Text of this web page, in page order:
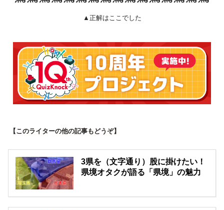
▲正解はここでした
【このライターの他の記事もどうぞ】
3県を（文字通り）股に掛けたい！
県境オタクが語る「県境」の魅力